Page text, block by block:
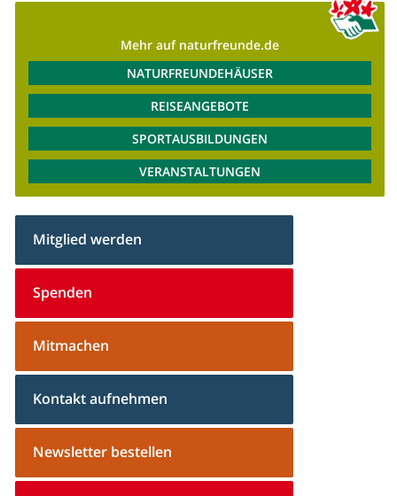
Mehr auf naturfreunde.de
NATURFREUNDEHÄUSER
REISEANGEBOTE
SPORTAUSBILDUNGEN
VERANSTALTUNGEN
Mitglied werden
Spenden
Mitmachen
Kontakt aufnehmen
Newsletter bestellen